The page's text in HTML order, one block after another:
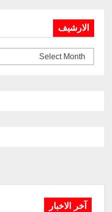
الارشيف
آخر الاخبار